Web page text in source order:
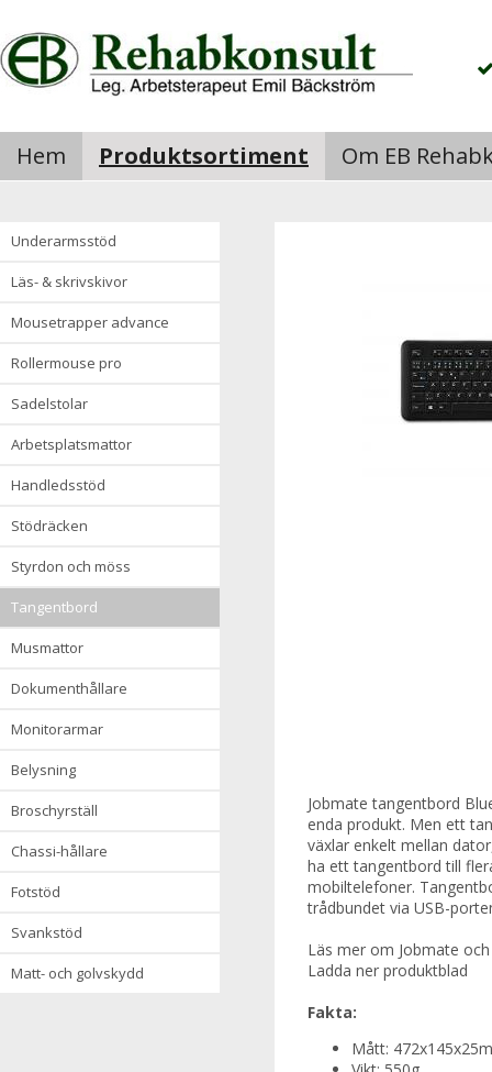
Hem Produktsortiment Om EB
underarmsstöd
läs- & skrivskivor
mousetrapper advance
rollermouse pro
sadelstolar
arbetsplatsmattor
handledsstöd
stödräcken
styrdon och möss
tangentbord
musmattor
dokumenthållare
monitorarmar
belysning
broschyrställ
chassi-hållare
fotstöd
svankstöd
matt- och golvskydd
Jobmate tangentbord
enda produkt. Men ett
växlar enkelt mellan
ha ett tangentbord till
mobiltelefoner.
trådbundet via USB-
Läs mer om Jobmate
Ladda ner produktblad
Fakta:
Mått: